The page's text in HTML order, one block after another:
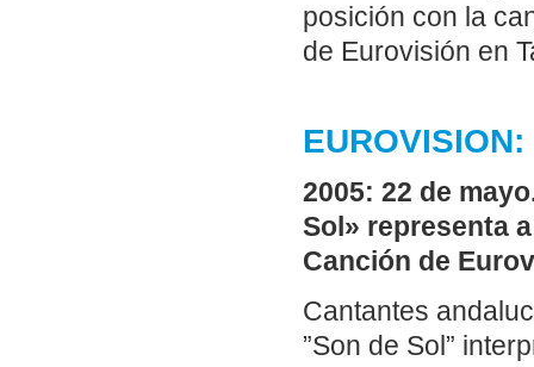
posición con la
de Eurovisión en
2005: 22 de
Sol» representa
Canción de
Cantantes
”Son de Sol”